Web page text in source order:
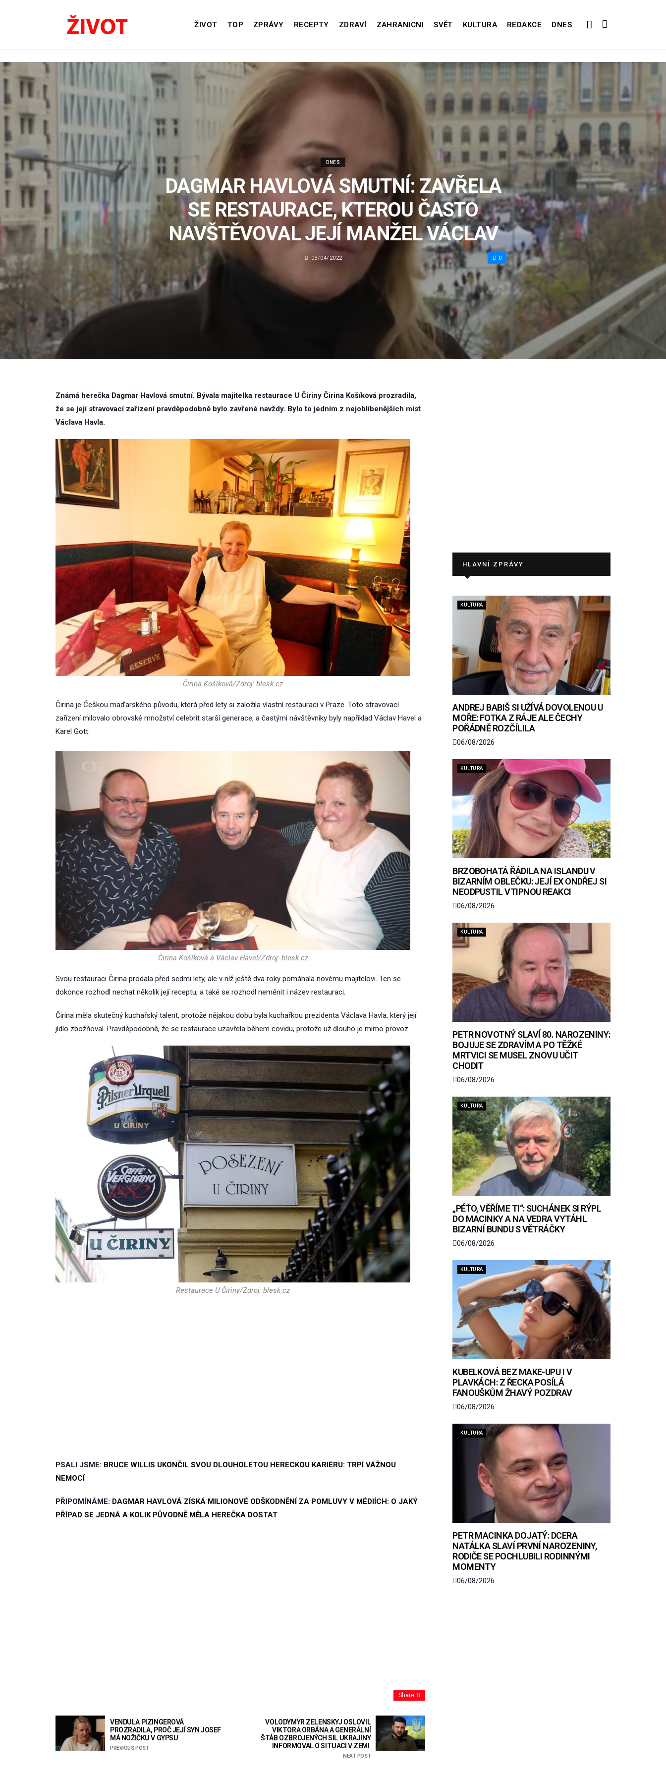
ŽIVOT TOP ZPRÁVY RECEPTY ZDRAVÍ ZAHRANICNI SVĚT KULTURA REDAKCE DNES
DNES
DAGMAR HAVLOVÁ SMUTNÍ: ZAVŘELA
SE RESTAURACE, KTEROU ČASTO
NAVŠTĚVOVAL JEJÍ MANŽEL VÁCLAV
03/04/2022 0
Známá herečka Dagmar Havlová smutní. Bývala majitelka restaurace U Čiriny Čirina Košíková prozradila,
že se její stravovací zařízení pravděpodobně bylo zavřené navždy. Bylo to jedním z nejoblíbenějších míst
Václava Havla.
Čirina Košíková/Zdroj: blesk.cz
Čirina je Češkou maďarského původu, která před lety si založila vlastní restauraci v Praze. Toto stravovací
zařízení milovalo obrovské množství celebrit starší generace, a častými návštěvníky byly například Václav Havel a
Karel Gott.
Čirina Košíková a Václav Havel/Zdroj: blesk.cz
Svou restauraci Čirina prodala před sedmi lety, ale v níž ještě dva roky pomáhala novému majitelovi. Ten se
dokonce rozhodl nechat několik její receptu, a také se rozhodl neměnit i název restauraci.
Čirina měla skutečný kuchařský talent, protože nějakou dobu byla kuchařkou prezidenta Václava Havla, který její
jídlo zbožňoval. Pravděpodobně, že se restaurace uzavřela během covidu, protože už dlouho je mimo provoz.
Restaurace U Čiriny/Zdroj: blesk.cz
PSALI JSME: BRUCE WILLIS UKONČIL SVOU DLOUHOLETOU HERECKOU KARIÉRU: TRPÍ VÁŽNOU
NEMOCÍ
PŘIPOMÍNÁME: DAGMAR HAVLOVÁ ZÍSKÁ MILIONOVÉ ODŠKODNĚNÍ ZA POMLUVY V MÉDIÍCH: O JAKÝ
PŘÍPAD SE JEDNÁ A KOLIK PŮVODNĚ MĚLA HEREČKA DOSTAT
Share
VENDULA PIZINGEROVÁ
PROZRADILA, PROČ JEJÍ SYN JOSEF
MÁ NOŽIČKU V GYPSU
PREVIOUS POST
VOLODYMYR ZELENSKYJ OSLOVIL
VIKTORA ORBÁNA A GENERÁLNÍ
ŠTÁB OZBROJENÝCH SIL UKRAJINY
INFORMOVAL O SITUACI V ZEMI
NEXT POST
HLAVNÍ ZPRÁVY
KULTURA
ANDREJ BABIŠ SI UŽÍVÁ DOVOLENOU U
MOŘE: FOTKA Z RÁJE ALE ČECHY
POŘÁDNĚ ROZČÍLILA
06/08/2026
KULTURA
BRZOBOHATÁ ŘÁDILA NA ISLANDU V
BIZARNÍM OBLEČKU: JEJÍ EX ONDŘEJ SI
NEODPUSTIL VTIPNOU REAKCI
06/08/2026
KULTURA
PETR NOVOTNÝ SLAVÍ 80. NAROZENINY:
BOJUJE SE ZDRAVÍM A PO TĚŽKÉ
MRTVICI SE MUSEL ZNOVU UČIT
CHODIT
06/08/2026
KULTURA
„PÉŤO, VĚŘÍME TI“: SUCHÁNEK SI RÝPL
DO MACINKY A NA VEDRA VYTÁHL
BIZARNÍ BUNDU S VĚTRÁČKY
06/08/2026
KULTURA
KUBELKOVÁ BEZ MAKE-UPU I V
PLAVKÁCH: Z ŘECKA POSÍLÁ
FANOUŠKŮM ŽHAVÝ POZDRAV
06/08/2026
KULTURA
PETR MACINKA DOJATÝ: DCERA
NATÁLKA SLAVÍ PRVNÍ NAROZENINY,
RODIČE SE POCHLUBILI RODINNÝMI
MOMENTY
06/08/2026